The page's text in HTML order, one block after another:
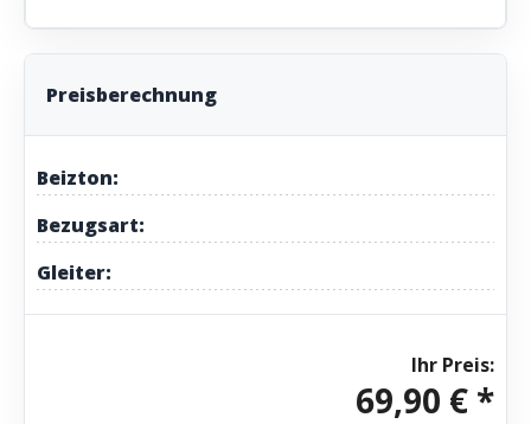
Preisberechnung
Beizton:
Bezugsart:
Gleiter:
Ihr Preis:
69,90 € *